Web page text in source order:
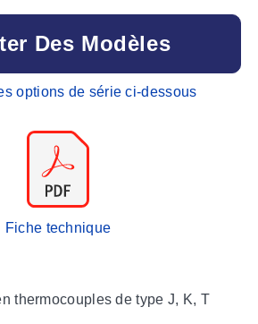
thermocouples de type J, K, T
Des Modèles
options de série ci-dessous
Fiche technique